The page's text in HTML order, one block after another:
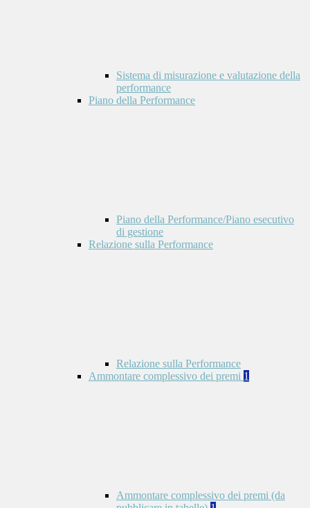
Sistema di misurazione e valutazione della
performance
Piano della Performance
Piano della Performance/Piano esecutivo
di gestione
Relazione sulla Performance
Relazione sulla Performance
Ammontare complessivo dei premi 1
Ammontare complessivo dei premi (da